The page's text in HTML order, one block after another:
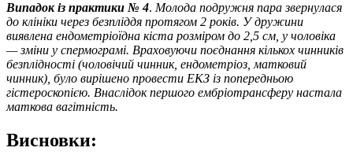
Випадок із практики № 4. Молода подружня пара звернулася
до клініки через безпліддя протягом 2 років. У дружини
виявлена ендометріоїдна кіста розміром до 2,5 см, у чоловіка
— зміни у спермограмі. Враховуючи поєднання кількох чинників
безплідності (чоловічий чинник, ендометріоз, матковий
чинник), було вирішено провести ЕКЗ із попередньою
гістероскопією. Внаслідок першого ембріотрансферу настала
маткова вагітність.
Висновки: